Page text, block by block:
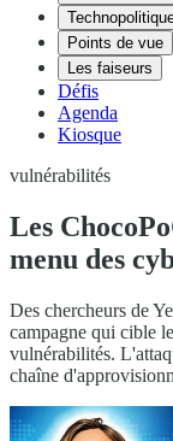
Points de vue
Les faiseurs
Défis
Agenda
Kiosque
vulnérabilités
Les
menu des
Des chercheurs de
campagne qui cible
vulnérabilités.
chaîne